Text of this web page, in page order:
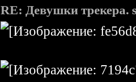
RE: Девушки трекера.